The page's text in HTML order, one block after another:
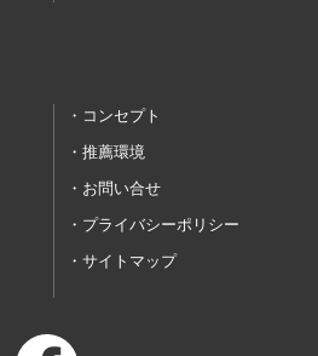
コンセプト
推薦環境
お問い合せ
プライバシーポリシー
サイトマップ